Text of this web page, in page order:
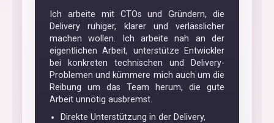
Delivery ruhiger, klarer und verlässlicher
machen wollen. Ich arbeite nah an der
eigentlichen Arbeit, unterstütze Entwickler
bei konkreten technischen und Delivery-
Problemen und kümmere mich auch um die
Reibung um das Team herum, die gute
Arbeit unnötig ausbremst.
Direkte Unterstützung in der Delivery,